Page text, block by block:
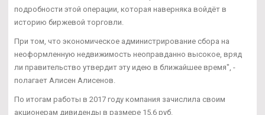
подробности этой операции, которая наверняка войдёт в
историю биржевой торговли.
При том, что экономическое администрирование сбора на
неоформленную недвижимость неоправданно высокое, вряд
ли правительство утвердит эту идею в ближайшее время", -
полагает Алисен Алисенов.
По итогам работы в 2017 году компания зачислила своим
акционерам дивиденды в размере 15,6 руб.